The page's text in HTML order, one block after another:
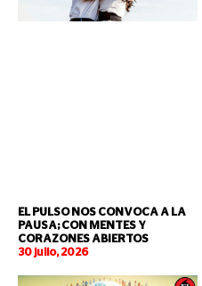
EL PULSO NOS CONVOCA A LA
PAUSA; CON MENTES Y
CORAZONES ABIERTOS
30 julio, 2026